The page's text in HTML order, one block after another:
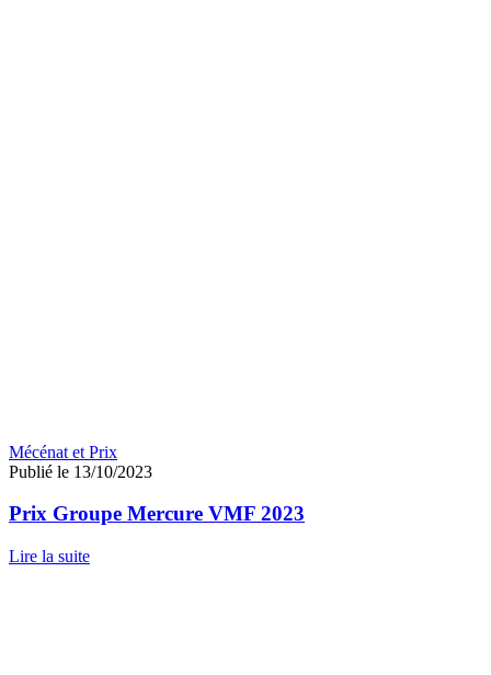
Mécénat et Prix
Publié le 13/10/2023
Prix Groupe Mercure VMF 2023
Lire la suite